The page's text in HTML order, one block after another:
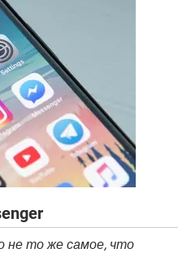
не то же самое, что